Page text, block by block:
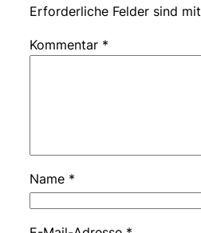
Erforderliche Felder sind mit
Kommentar *
Name *